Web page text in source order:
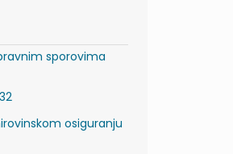
sporovima
osiguranju